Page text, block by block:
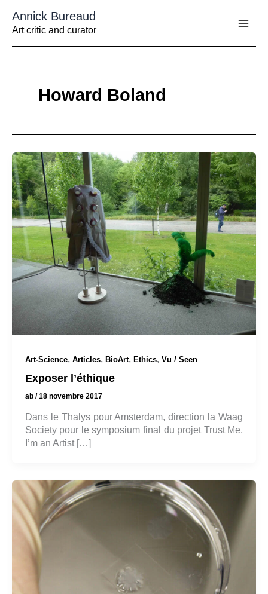
contenu
Annick Bureaud
Art critic and curator
Howard Boland
Art-Science, Articles, BioArt, Ethics, Vu / Seen
Exposer l’éthique
ab /18 novembre 2017
Dans le Thalys pour Amsterdam, direction la Waag
Society pour le symposium final du projet Trust Me,
I’m an Artist […]